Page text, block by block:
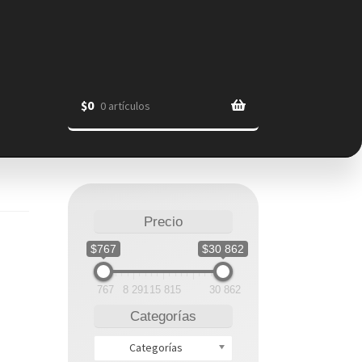
$0 0 artículos
Precio
$767 $30 862
767 8 291 15 815 30 862
Categorías
Categorías